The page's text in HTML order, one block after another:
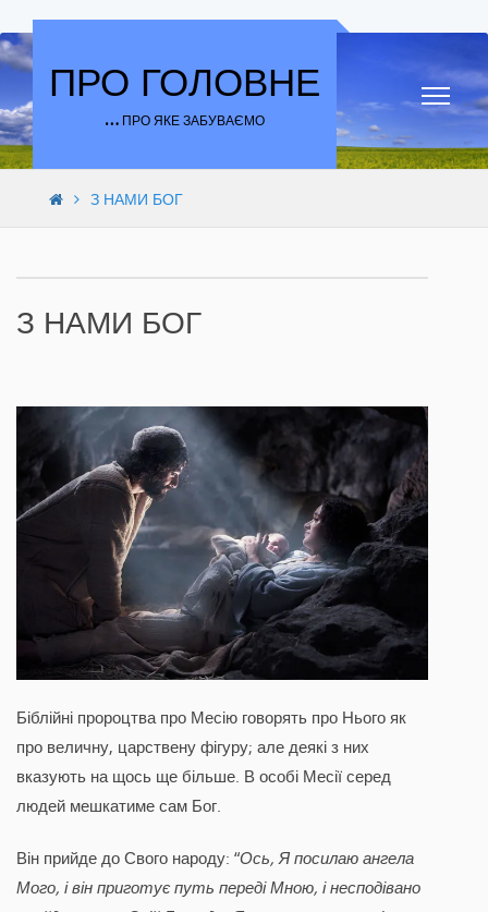
Skip to content
ПРО ГОЛОВНЕ
… ПРО ЯКЕ ЗАБУВАЄМО
З НАМИ БОГ
З НАМИ БОГ
Біблійні пророцтва про Месію говорять про Нього як
про величну, царствену фігуру; але деякі з них
вказують на щось ще більше. В особі Месії серед
людей мешкатиме сам Бог.
Він прийде до Свого народу: “Ось, Я посилаю ангела
Мого, і він приготує путь переді Мною, і несподівано